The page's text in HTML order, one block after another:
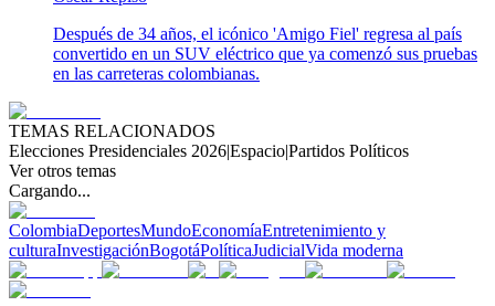
Después de 34 años, el icónico 'Amigo Fiel' regresa al país
convertido en un SUV eléctrico que ya comenzó sus pruebas
en las carreteras colombianas.
TEMAS RELACIONADOS
Elecciones Presidenciales 2026|Espacio|Partidos Políticos
Ver otros temas
Cargando...
ColombiaDeportesMundoEconomíaEntretenimiento y
culturaInvestigaciónBogotáPolíticaJudicialVida moderna